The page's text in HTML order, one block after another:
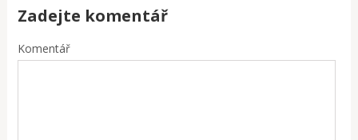
Zadejte komentář
Komentář